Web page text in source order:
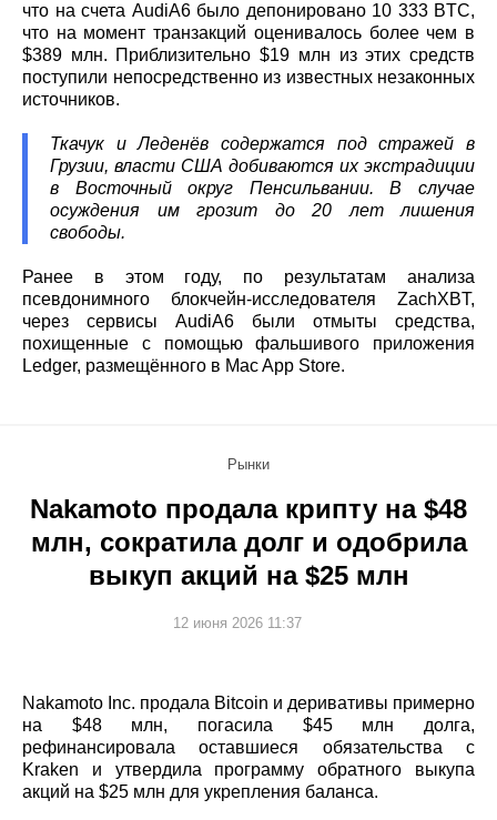
что на счета AudiA6 было депонировано 10 333 BTC,
что на момент транзакций оценивалось более чем в
$389 млн. Приблизительно $19 млн из этих средств
поступили непосредственно из известных незаконных
источников.
Ткачук и Леденёв содержатся под стражей в
Грузии, власти США добиваются их экстрадиции
в Восточный округ Пенсильвании. В случае
осуждения им грозит до 20 лет лишения
свободы.
Ранее в этом году, по результатам анализа
псевдонимного блокчейн-исследователя ZachXBT,
через сервисы AudiA6 были отмыты средства,
похищенные с помощью фальшивого приложения
Ledger, размещённого в Mac App Store.
Рынки
Nakamoto продала крипту на $48
млн, сократила долг и одобрила
выкуп акций на $25 млн
12 июня 2026 11:37
Nakamoto Inc. продала Bitcoin и деривативы примерно
на $48 млн, погасила $45 млн долга,
рефинансировала оставшиеся обязательства с
Kraken и утвердила программу обратного выкупа
акций на $25 млн для укрепления баланса.